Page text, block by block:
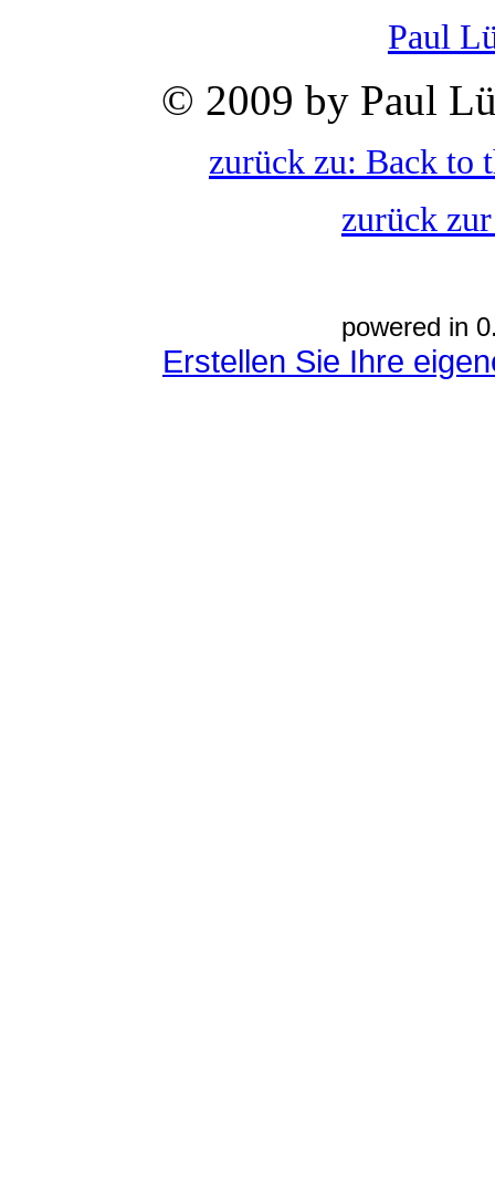
Paul
© 2009 by Paul
zurück zu: Back to
zurück
powered in
Erstellen Sie Ihre